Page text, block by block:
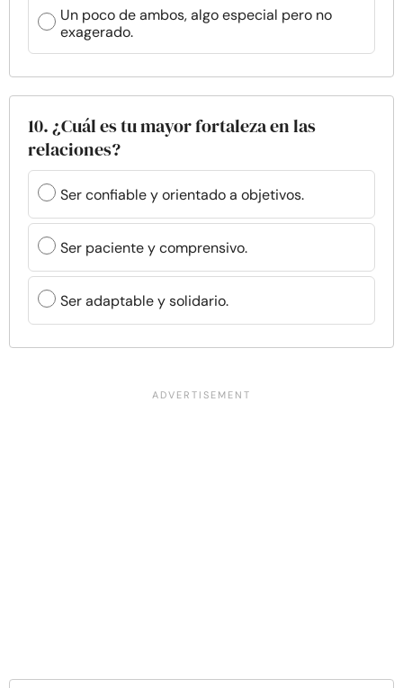
Un poco de ambos, algo especial pero no
exagerado.
10. ¿Cuál es tu mayor fortaleza en las
relaciones?
Ser confiable y orientado a objetivos.
Ser paciente y comprensivo.
Ser adaptable y solidario.